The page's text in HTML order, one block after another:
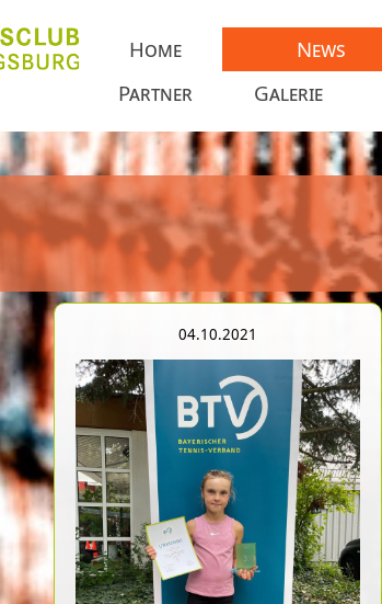
Home News
Partner
Galerie
04.10.2021